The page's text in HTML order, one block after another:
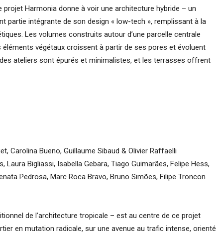
projet Harmonia donne à voir une architecture hybride – un
partie intégrante de son design « low-tech », remplissant à la
Les volumes construits autour d’une parcelle centrale
végétaux croissent à partir de ses pores et évoluent
ateliers sont épurés et minimalistes, et les terrasses offrent
Carolina Bueno, Guillaume Sibaud & Olivier Raffaelli
Laura Bigliassi, Isabella Gebara, Tiago Guimarães, Felipe Hess,
Pedrosa, Marc Roca Bravo, Bruno Simões, Filipe Troncon
de l’architecture tropicale – est au centre de ce projet
en mutation radicale, sur une avenue au trafic intense, orienté